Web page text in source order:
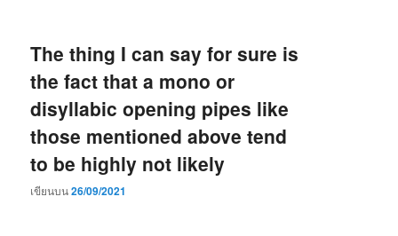
The thing I can say for sure is
the fact that a mono or
disyllabic opening pipes like
those mentioned above tend
to be highly not likely
เขียนบน26/09/2021